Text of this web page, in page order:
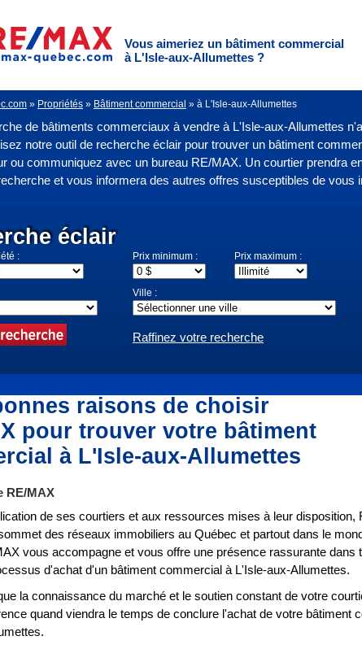
Vous aimeriez un bâtiment commercial
à L'Isle-aux-Allumettes ?
» Propriétés » Bâtiment commercial » à L'Isle-aux-Allumettes
de bâtiments commerciaux à vendre à L'Isle-aux-Allumettes
notre outil de recherche éclair pour trouver un bâtiment
ou communiquez avec un bureau RE/MAX. Un courtier prendra
et vous informera des autres offres susceptibles de vous
éclair
: Prix minimum : Prix maximum :
Ville :
Raffinez votre recherche
raisons de choisir
pour trouver votre bâtiment
à L'Isle-aux-Allumettes
RE/MAX
de ses courtiers et aux ressources mises à leur disposition,
des réseaux immobiliers au Québec et partout dans le
vous accompagne et vous offre une présence rassurante dans
d'achat d'un bâtiment commercial à L'Isle-aux-Allumettes.
la connaissance du marché et le soutien constant de votre
quand viendra le temps de conclure l'achat de votre bâtiment